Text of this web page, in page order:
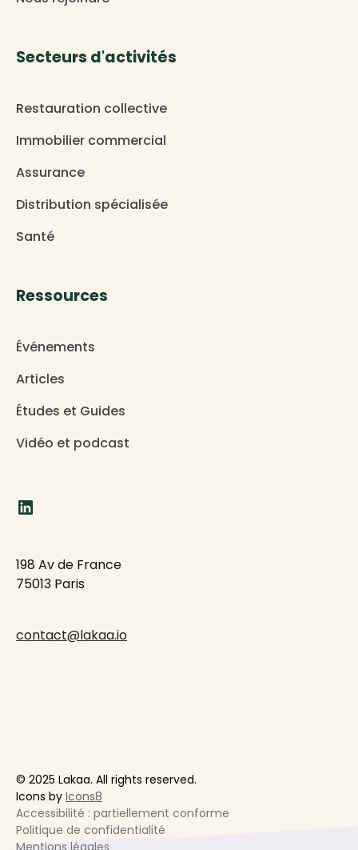
Secteurs d'activités
Restauration collective
Immobilier commercial
Assurance
Distribution spécialisée
Santé
Ressources
Événements
Articles
Études et Guides
Vidéo et podcast
198 Av de France
75013 Paris
contact@lakaa.io
© 2025 Lakaa. All rights reserved.
Icons by Icons8
Accessibilité : partiellement conforme
Politique de confidentialité
Mentions légales